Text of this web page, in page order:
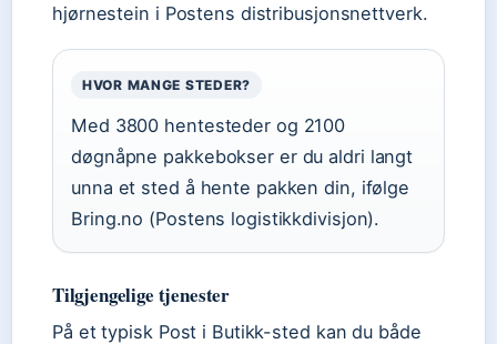
hjørnestein i Postens distribusjonsnettverk.
HVOR MANGE STEDER?
Med 3800 hentesteder og 2100
døgnåpne pakkebokser er du aldri langt
unna et sted å hente pakken din, ifølge
Bring.no (Postens logistikkdivisjon).
Tilgjengelige tjenester
På et typisk Post i Butikk-sted kan du både